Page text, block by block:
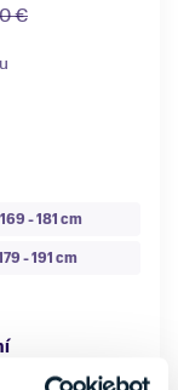
€
169 - 181 cm
- 191 cm